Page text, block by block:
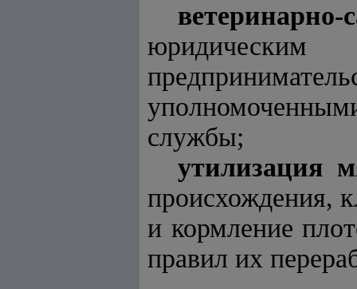
службы;
утилизация
происхождения,
и кормление
правил их